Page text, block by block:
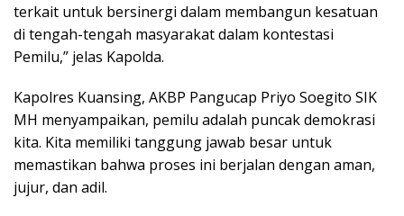
terkait untuk bersinergi dalam membangun kesatuan
di tengah-tengah masyarakat dalam kontestasi
Pemilu,” jelas Kapolda.
Kapolres Kuansing, AKBP Pangucap Priyo Soegito SIK
MH menyampaikan, pemilu adalah puncak demokrasi
kita. Kita memiliki tanggung jawab besar untuk
memastikan bahwa proses ini berjalan dengan aman,
jujur, dan adil.